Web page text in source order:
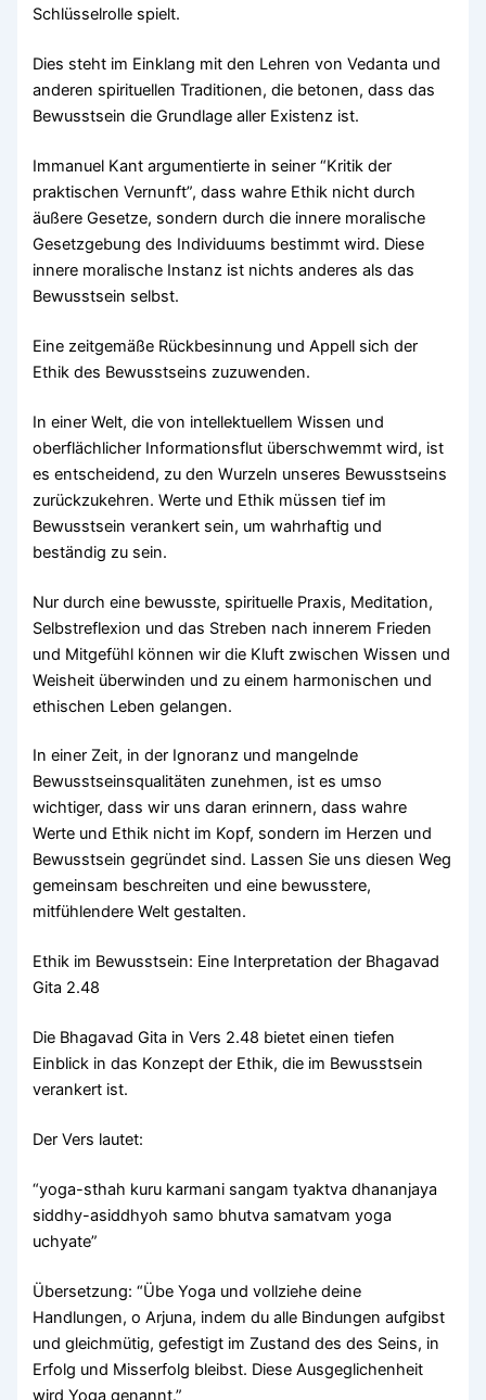
Schlüsselrolle spielt.
Dies steht im Einklang mit den Lehren von Vedanta und
anderen spirituellen Traditionen, die betonen, dass das
Bewusstsein die Grundlage aller Existenz ist.
Immanuel Kant argumentierte in seiner “Kritik der
praktischen Vernunft”, dass wahre Ethik nicht durch
äußere Gesetze, sondern durch die innere moralische
Gesetzgebung des Individuums bestimmt wird. Diese
innere moralische Instanz ist nichts anderes als das
Bewusstsein selbst.
Eine zeitgemäße Rückbesinnung und Appell sich der
Ethik des Bewusstseins zuzuwenden.
In einer Welt, die von intellektuellem Wissen und
oberflächlicher Informationsflut überschwemmt wird, ist
es entscheidend, zu den Wurzeln unseres Bewusstseins
zurückzukehren. Werte und Ethik müssen tief im
Bewusstsein verankert sein, um wahrhaftig und
beständig zu sein.
Nur durch eine bewusste, spirituelle Praxis, Meditation,
Selbstreflexion und das Streben nach innerem Frieden
und Mitgefühl können wir die Kluft zwischen Wissen und
Weisheit überwinden und zu einem harmonischen und
ethischen Leben gelangen.
In einer Zeit, in der Ignoranz und mangelnde
Bewusstseinsqualitäten zunehmen, ist es umso
wichtiger, dass wir uns daran erinnern, dass wahre
Werte und Ethik nicht im Kopf, sondern im Herzen und
Bewusstsein gegründet sind. Lassen Sie uns diesen Weg
gemeinsam beschreiten und eine bewusstere,
mitfühlendere Welt gestalten.
Ethik im Bewusstsein: Eine Interpretation der Bhagavad
Gita 2.48
Die Bhagavad Gita in Vers 2.48 bietet einen tiefen
Einblick in das Konzept der Ethik, die im Bewusstsein
verankert ist.
Der Vers lautet:
“yoga-sthah kuru karmani sangam tyaktva dhananjaya
siddhy-asiddhyoh samo bhutva samatvam yoga
uchyate”
Übersetzung: “Übe Yoga und vollziehe deine
Handlungen, o Arjuna, indem du alle Bindungen aufgibst
und gleichmütig, gefestigt im Zustand des des Seins, in
Erfolg und Misserfolg bleibst. Diese Ausgeglichenheit
wird Yoga genannt.”